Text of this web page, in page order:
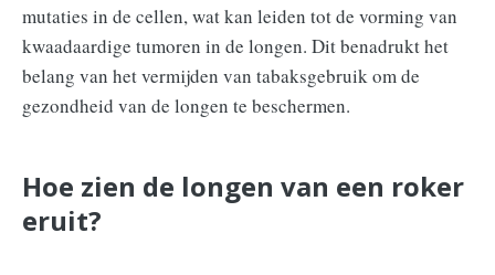
mutaties in de cellen, wat kan leiden tot de vorming van
kwaadaardige tumoren in de longen. Dit benadrukt het
belang van het vermijden van tabaksgebruik om de
gezondheid van de longen te beschermen.
Hoe zien de longen van een roker
eruit?